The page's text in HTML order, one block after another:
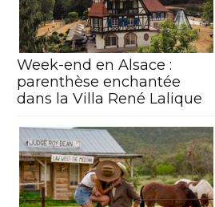
Week-end en Alsace :
parenthèse enchantée
dans la Villa René Lalique